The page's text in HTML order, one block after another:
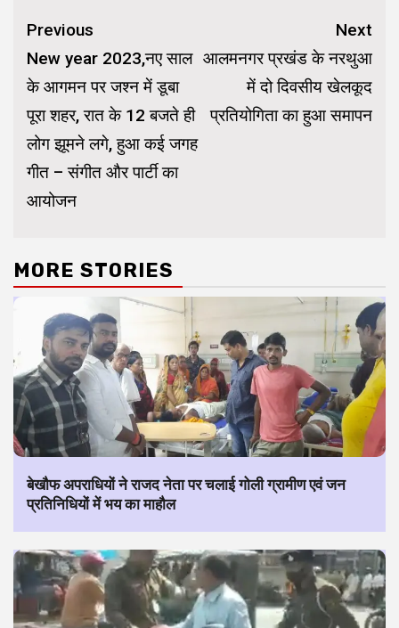
Continue
Reading
Previous
New year 2023,नए साल
के आगमन पर जश्न में डूबा
पूरा शहर, रात के 12 बजते ही
लोग झूमने लगे, हुआ कई जगह
गीत – संगीत और पार्टी का
आयोजन
Next
आलमनगर प्रखंड के नरथुआ
में दो दिवसीय खेलकूद
प्रतियोगिता का हुआ समापन
MORE STORIES
बेखौफ अपराधियों ने राजद नेता पर चलाई गोली ग्रामीण एवं जन
प्रतिनिधियों में भय का माहौल